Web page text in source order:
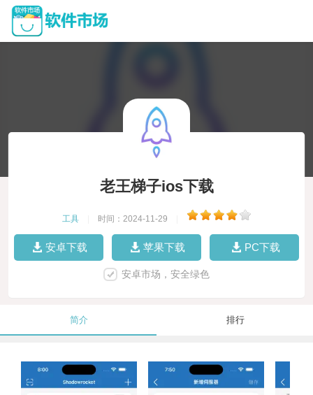
老王梯子ios下载
工具 时间：2024-11-29
安卓下载 苹果下载 PC下载
安卓市场，安全绿色
简介 排行